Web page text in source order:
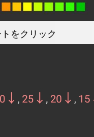
をクリック